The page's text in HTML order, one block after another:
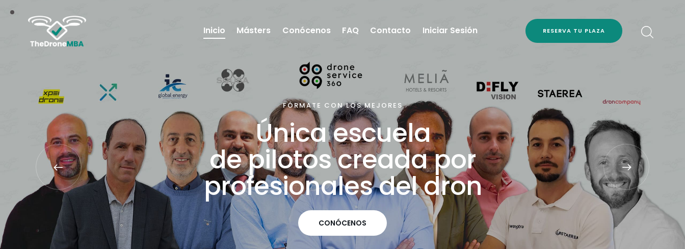
Inicio Másters Conócenos FAQ Contacto Iniciar Sesión RESERVA TU PLAZA
FÓRMATE CON LOS MEJORES
Única escuela
depilotoscreadapor
profesionalesdeldron
CONÓCENOS